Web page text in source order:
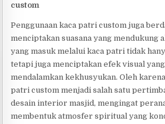
custom
Penggunaan kaca patri custom juga
menciptakan suasana yang mendukung
yang masuk melalui kaca patri tidak
tetapi juga menciptakan efek visual
mendalamkan kekhusyukan. Oleh
patri custom menjadi salah satu
desain interior masjid, mengingat
membentuk atmosfer spiritual yang